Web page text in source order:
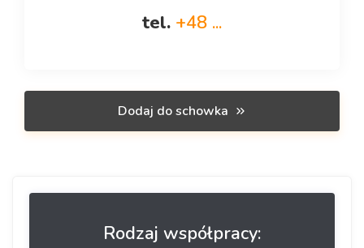
tel. +48 ...
Dodaj do schowka
Rodzaj współpracy: